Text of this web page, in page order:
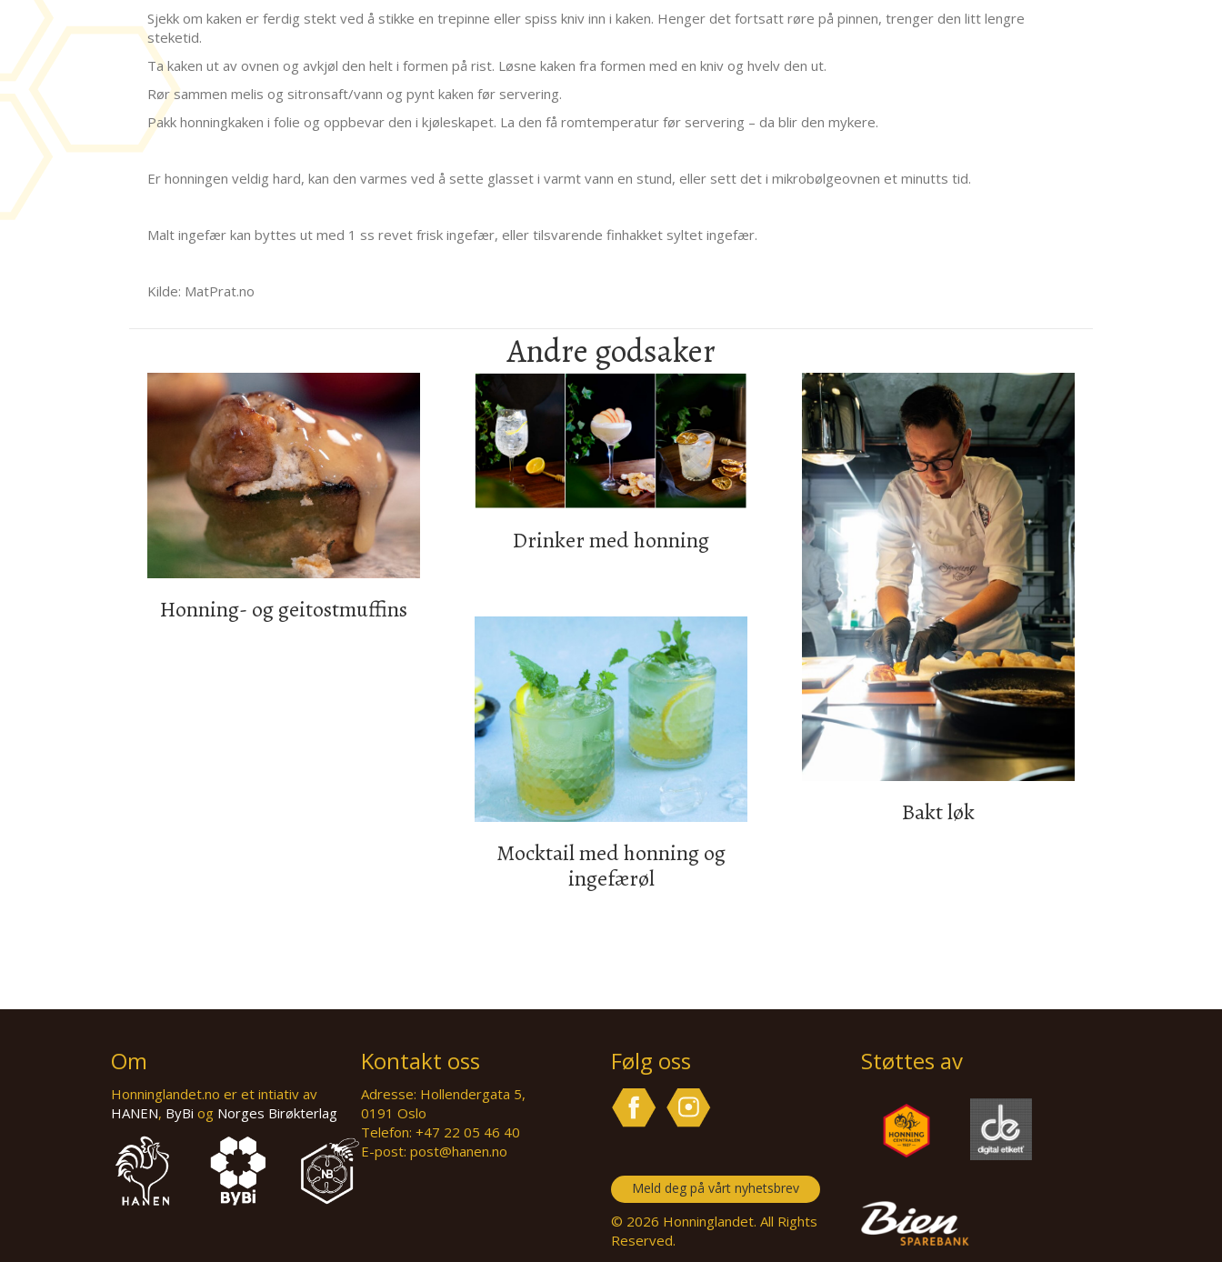
Sjekk om kaken er ferdig stekt ved å stikke en trepinne eller spiss kniv inn i kaken. Henger det fortsatt røre på pinnen, trenger den litt lengre
steketid.
Ta kaken ut av ovnen og avkjøl den helt i formen på rist. Løsne kaken fra formen med en kniv og hvelv den ut.
Rør sammen melis og sitronsaft/vann og pynt kaken før servering.
Pakk honningkaken i folie og oppbevar den i kjøleskapet. La den få romtemperatur før servering – da blir den mykere.
Er honningen veldig hard, kan den varmes ved å sette glasset i varmt vann en stund, eller sett det i mikrobølgeovnen et minutts tid.
Malt ingefær kan byttes ut med 1 ss revet frisk ingefær, eller tilsvarende finhakket syltet ingefær.
Kilde: MatPrat.no
Andre godsaker
Honning- og geitostmuffins
Drinker med honning
Bakt løk
Mocktail med honning og
ingefærøl
Om
Honninglandet.no er et intiativ av
HANEN, ByBi og Norges Birøkterlag
Kontakt oss
Adresse: Hollendergata 5,
0191 Oslo
Telefon: +47 22 05 46 40
E-post: post@hanen.no
Følg oss
Meld deg på vårt nyhetsbrev
© 2026 Honninglandet. All Rights
Reserved.
Støttes av